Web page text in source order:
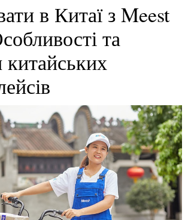
в Китаї з Meest
та
китайських